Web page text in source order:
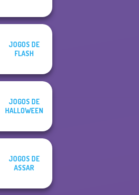
JOGOS DE
FLASH
JOGOS DE
HALLOWEEN
JOGOS DE
ASSAR